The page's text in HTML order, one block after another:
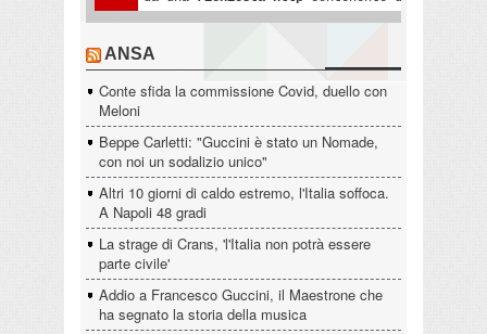
ANSA
Conte sfida la commissione Covid, duello con
Meloni
Beppe Carletti: "Guccini è stato un Nomade,
con noi un sodalizio unico"
Altri 10 giorni di caldo estremo, l'Italia soffoca.
A Napoli 48 gradi
La strage di Crans, 'l'Italia non potrà essere
parte civile'
Addio a Francesco Guccini, il Maestrone che
ha segnato la storia della musica